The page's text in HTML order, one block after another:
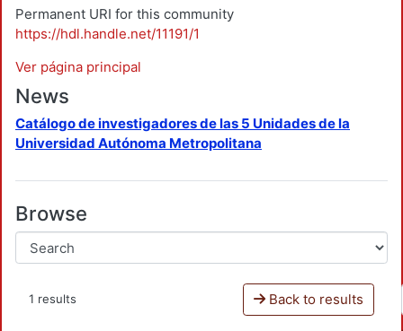
Permanent URI for this community
https://hdl.handle.net/11191/1
Ver página principal
News
Catálogo de investigadores de las 5 Unidades de la
Universidad Autónoma Metropolitana
Browse
1 results Back to results